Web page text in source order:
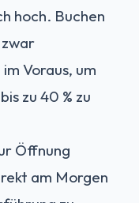
hoch. Buchen
zwar
Voraus, um
zu 40 % zu
Öffnung
am Morgen